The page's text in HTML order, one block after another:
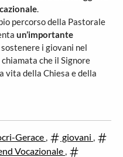
.
percorso della Pastorale
un’importante
i giovani nel
che il Signore
vita della Chiesa e della
Gerace , giovani ,
Vocazionale ,